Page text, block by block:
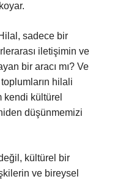
sadece bir
iletişimin ve
bir aracı mı? Ve
hilali
kendi kültürel
düşünmemizi
kültürel bir
ve bireysel